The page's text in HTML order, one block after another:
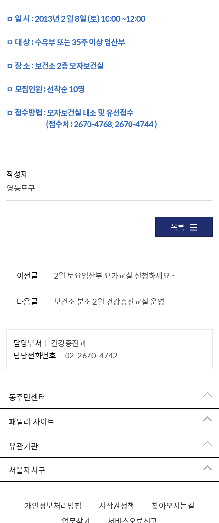
ㅁ 일 시 : 2013년 2 월 8일 (토) 10:00 ~12:00
ㅁ 대 상 : 수유부 또는 35주 이상 임산부
ㅁ 장 소 : 보건소 2층 모자보건실
ㅁ 모집인원 : 선착순 10명
ㅁ 접수방법 : 모자보건실 내소 및 유선접수
(접수처 : 2670-4768, 2670-4744 )
작성자
영등포구
목록
이전글 2월 토요임산부 요가교실 신청하세요 ~
다음글 보건소 분소 2월 건강증진교실 운영
담당부서
건강증진과
담당전화번호
02-2670-4742
동주민센터
패밀리 사이트
유관기관
서울자치구
개인정보처리방침 저작권정책
찾아오시는길
업무찾기
서비스오류신고